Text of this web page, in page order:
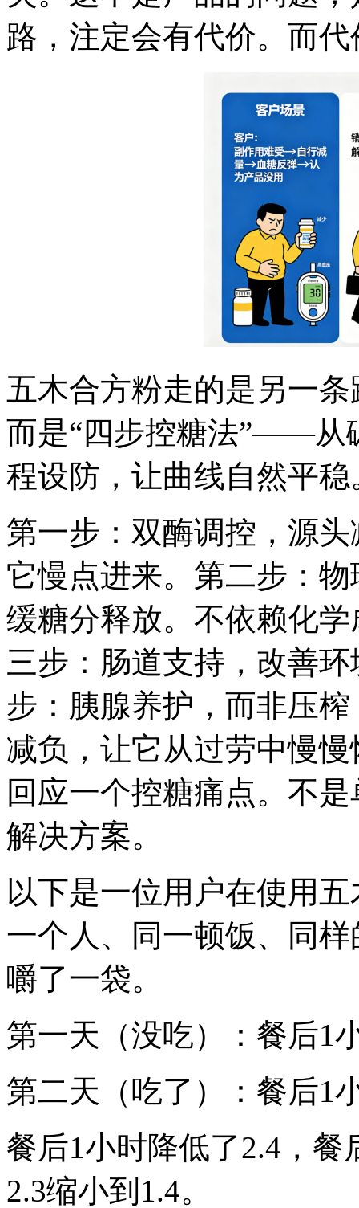
路，注定会有代价。而
五木合方粉走的是另一
而是“四步控糖法”——从
程设防，让曲线自然平稳
第一步：双酶调控，源
它慢点进来。第二步：
缓糖分释放。不依赖化
三步：肠道支持，改善
步：胰腺养护，而非压
减负，让它从过劳中慢
回应一个控糖痛点。不
解决方案。
以下是一位用户在使用
一个人、同一顿饭、同
嚼了一袋。
第一天（没吃）：餐后1
第二天（吃了）：餐后1
餐后1小时降低了2.4，
2.3缩小到1.4。